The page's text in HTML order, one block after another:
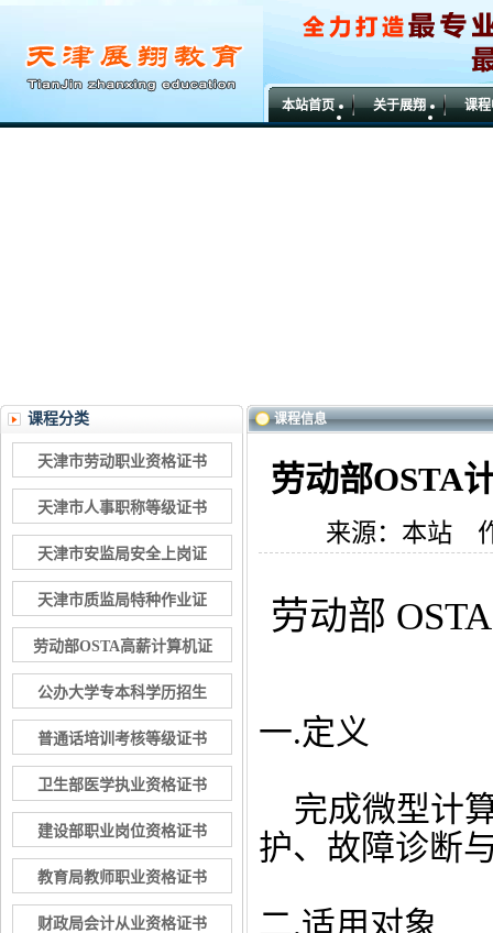
本站首页 关于展翔 课程
课程分类
天津市劳动职业资格证书
天津市人事职称等级证书
天津市安监局安全上岗证
天津市质监局特种作业证
劳动部OSTA高薪计算机证
公办大学专本科学历招生
普通话培训考核等级证书
卫生部医学执业资格证书
建设部职业岗位资格证书
教育局教师职业资格证书
财政局会计从业资格证书
课程信息
劳动部OSTA
来源：本站
劳动部
一.定义
完成微型计
护、故障诊断
二.适用对象